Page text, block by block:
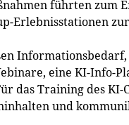
führten zum
Erlebnisstationen
eine KI-Info-
das Training des
und